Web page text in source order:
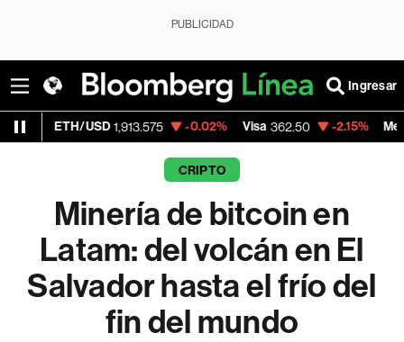
PUBLICIDAD
Ingresar
1,913.575 -0.02% Visa 362.50 -2.15% MercadoLibre
CRIPTO
Minería de bitcoin en
Latam: del volcán en El
Salvador hasta el frío del
fin del mundo